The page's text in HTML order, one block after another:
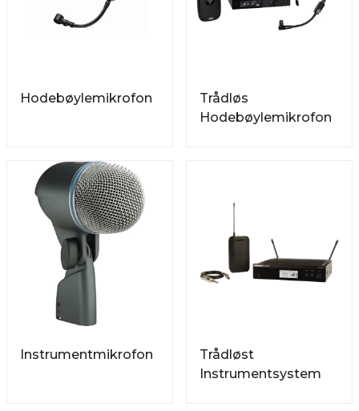
Hodebøylemikrofon
Trådløs
Hodebøylemikrofon
Instrumentmikrofon
Trådløst
Instrumentsystem